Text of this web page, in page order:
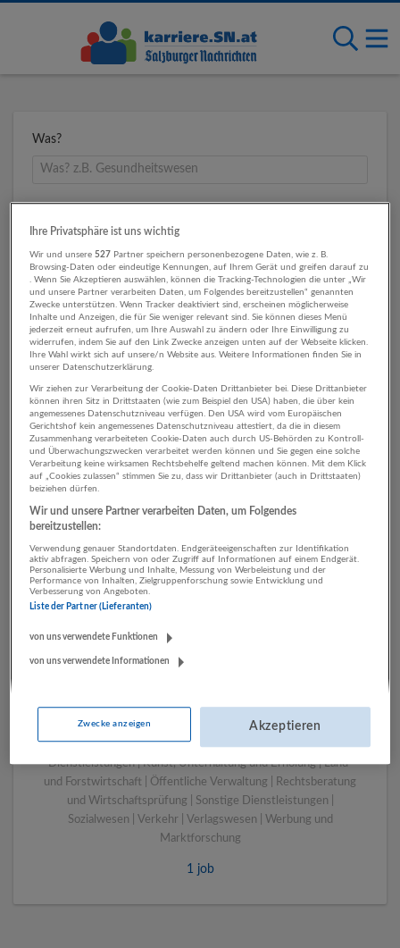
Was?
Umkreis
1 Personalwesen Einzelhandel
Unternehmen
LUGSTEIN CONSULTING
Bau | Beherbergung und Gastronomie | Einzelhandel |
Energieversorgung | Finanz- und Versicherungsleistungen |
Gesundheitswesen | Herstellung von Waren | IT-
Dienstleistungen | Kunst, Unterhaltung und Erholung | Land-
und Forstwirtschaft | Öffentliche Verwaltung | Rechtsberatung
und Wirtschaftsprüfung | Sonstige Dienstleistungen |
Sozialwesen | Verkehr | Verlagswesen | Werbung und
Marktforschung
1 job
Ihre Privatsphäre ist uns wichtig
Wir und unsere527 Partner speichern personenbezogene Daten, wie z. B.
Browsing-Daten oder eindeutige Kennungen, auf Ihrem Gerät und greifen darauf zu
. Wenn Sie Akzeptieren auswählen, können die Tracking-Technologien die unter „Wir
und unsere Partner verarbeiten Daten, um Folgendes bereitzustellen“ genannten
Zwecke unterstützen. Wenn Tracker deaktiviert sind, erscheinen möglicherweise
Inhalte und Anzeigen, die für Sie weniger relevant sind. Sie können dieses Menü
jederzeit erneut aufrufen, um Ihre Auswahl zu ändern oder Ihre Einwilligung zu
widerrufen, indem Sie auf den Link Zwecke anzeigen unten auf der Webseite klicken.
Ihre Wahl wirkt sich auf unsere/n Website aus. Weitere Informationen finden Sie in
unserer Datenschutzerklärung.
Wir ziehen zur Verarbeitung der Cookie-Daten Drittanbieter bei. Diese Drittanbieter
können ihren Sitz in Drittstaaten (wie zum Beispiel den USA) haben, die über kein
angemessenes Datenschutzniveau verfügen. Den USA wird vom Europäischen
Gerichtshof kein angemessenes Datenschutzniveau attestiert, da die in diesem
Zusammenhang verarbeiteten Cookie-Daten auch durch US-Behörden zu Kontroll-
und Überwachungszwecken verarbeitet werden können und Sie gegen eine solche
Verarbeitung keine wirksamen Rechtsbehelfe geltend machen können. Mit dem Klick
auf „Cookies zulassen“ stimmen Sie zu, dass wir Drittanbieter (auch in Drittstaaten)
beiziehen dürfen.
Wir und unsere Partner verarbeiten Daten, um Folgendes
bereitzustellen:
Verwendung genauer Standortdaten. Endgeräteeigenschaften zur Identifikation
aktiv abfragen. Speichern von oder Zugriff auf Informationen auf einem Endgerät.
Personalisierte Werbung und Inhalte, Messung von Werbeleistung und der
Performance von Inhalten, Zielgruppenforschung sowie Entwicklung und
Verbesserung von Angeboten.
Liste der Partner (Lieferanten)
von uns verwendete Funktionen
von uns verwendete Informationen
Zwecke anzeigen Akzeptieren